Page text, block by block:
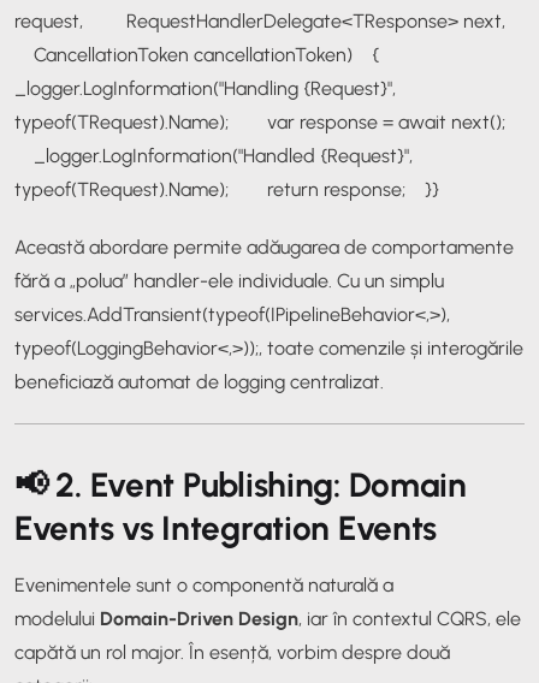
request,
RequestHandlerDelegate<TResponse> next,
CancellationToken cancellationToken) {
_logger.LogInformation("Handling {Request}",
typeof(TRequest).Name); var response = await next();
_logger.LogInformation("Handled {Request}",
typeof(TRequest).Name); return response; }}
Această abordare permite adăugarea de comportamente
fără a „polua” handler-ele individuale. Cu un simplu
services.AddTransient(typeof(IPipelineBehavior<,>),
typeof(LoggingBehavior<,>));, toate comenzile și interogările
beneficiază automat de logging centralizat.
📢 2. Event Publishing: Domain
Events vs Integration Events
Evenimentele sunt o componentă naturală a
modelului Domain-Driven Design, iar în contextul CQRS, ele
capătă un rol major. În esență, vorbim despre două